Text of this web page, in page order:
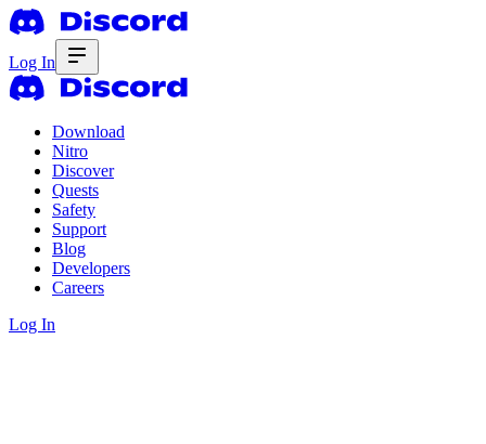
Log In
Download
Nitro
Discover
Quests
Safety
Support
Blog
Developers
Careers
Log In